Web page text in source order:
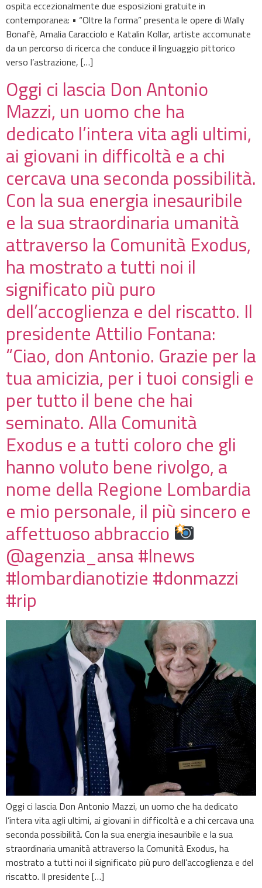
ospita eccezionalmente due esposizioni gratuite in
contemporanea: • “Oltre la forma” presenta le opere di Wally
Bonafè, Amalia Caracciolo e Katalin Kollar, artiste accomunate
da un percorso di ricerca che conduce il linguaggio pittorico
verso l’astrazione, […]
Oggi ci lascia Don Antonio
Mazzi, un uomo che ha
dedicato l’intera vita agli ultimi,
ai giovani in difficoltà e a chi
cercava una seconda possibilità.
Con la sua energia inesauribile
e la sua straordinaria umanità
attraverso la Comunità Exodus,
ha mostrato a tutti noi il
significato più puro
dell’accoglienza e del riscatto. Il
presidente Attilio Fontana:
“Ciao, don Antonio. Grazie per la
tua amicizia, per i tuoi consigli e
per tutto il bene che hai
seminato. Alla Comunità
Exodus e a tutti coloro che gli
hanno voluto bene rivolgo, a
nome della Regione Lombardia
e mio personale, il più sincero e
affettuoso abbraccio
@agenzia_ansa #lnews
#lombardianotizie #donmazzi
#rip
Oggi ci lascia Don Antonio Mazzi, un uomo che ha dedicato
l’intera vita agli ultimi, ai giovani in difficoltà e a chi cercava una
seconda possibilità. Con la sua energia inesauribile e la sua
straordinaria umanità attraverso la Comunità Exodus, ha
mostrato a tutti noi il significato più puro dell’accoglienza e del
riscatto. Il presidente […]